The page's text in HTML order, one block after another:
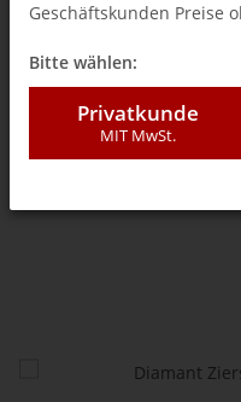
506 98
Geschäftskunden Preise
Bitte wählen:
Privatkunde
MIT MwSt.